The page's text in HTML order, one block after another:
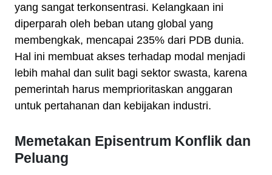
yang sangat terkonsentrasi. Kelangkaan ini
diperparah oleh beban utang global yang
membengkak, mencapai 235% dari PDB dunia.
Hal ini membuat akses terhadap modal menjadi
lebih mahal dan sulit bagi sektor swasta, karena
pemerintah harus memprioritaskan anggaran
untuk pertahanan dan kebijakan industri.
Memetakan Episentrum Konflik dan
Peluang